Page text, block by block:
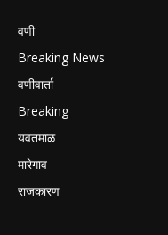
वणी
Breaking News
वणीवार्ता
Breaking
यवतमाळ
मारेगाव
राजकारण